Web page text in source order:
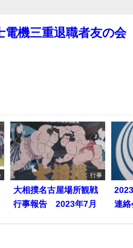
電機三重退職者友の会
行事
大相撲名古屋場所観戦
行事報告 2023年7月
連絡